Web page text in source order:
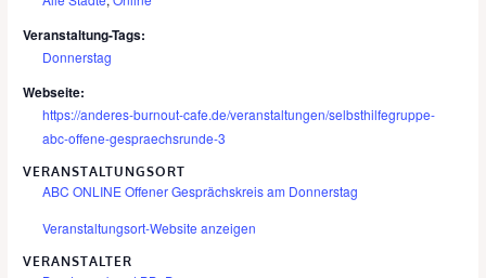
Veranstaltung-Tags:
Donnerstag
Webseite:
https://anderes-burnout-cafe.de/veranstaltungen/selbsthilfegruppe-
abc-offene-gespraechsrunde-3
VERANSTALTUNGSORT
ABC ONLINE Offener Gesprächskreis am Donnerstag
Veranstaltungsort-Website anzeigen
VERANSTALTER